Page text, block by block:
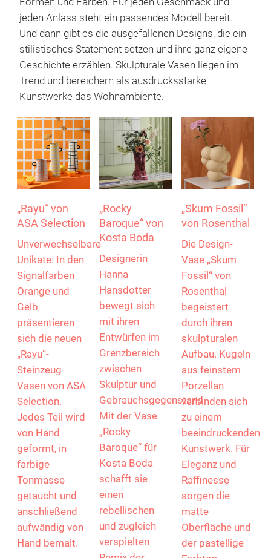
Formen und Farben. Für jeden Geschmack und
jeden Anlass steht ein passendes Modell bereit.
Und dann gibt es die ausgefallenen Designs, die ein
stilistisches Statement setzen und ihre ganz eigene
Geschichte erzählen. Skulpturale Vasen liegen im
Trend und bereichern als ausdrucksstarke
Kunstwerke das Wohnambiente.
„Rayu“ von
ASA Selection
Unverwechselbare
Unikate: In den
Signalfarben
Orange und
Gelb
präsentieren
sich die neuen
„Rayu“-
Steinzeug-
Vasen von ASA
Selection.
Jedes Teil wird
von Hand
geformt, in
farbige
Tonmasse
getaucht und
anschließend
aufwändig von
Hand bemalt.
„Rocky
Baroque“ von
Kosta Boda
Designerin
Hanna
Hansdotter
bewegt sich
mit ihren
Entwürfen im
Grenzbereich
zwischen
Skulptur und
Gebrauchsgegenstand.
Mit der Vase
„Rocky
Baroque“ für
Kosta Boda
schafft sie
einen
rebellischen
und zugleich
verspielten
„Skum Fossil“
von Rosenthal
Die Design-
Vase „Skum
Fossil“ von
Rosenthal
begeistert
durch ihren
skulpturalen
Aufbau. Kugeln
aus feinstem
Porzellan
verbinden sich
zu einem
beeindruckenden
Kunstwerk. Für
Eleganz und
Raffinesse
sorgen die
matte
Oberfläche und
der pastellige